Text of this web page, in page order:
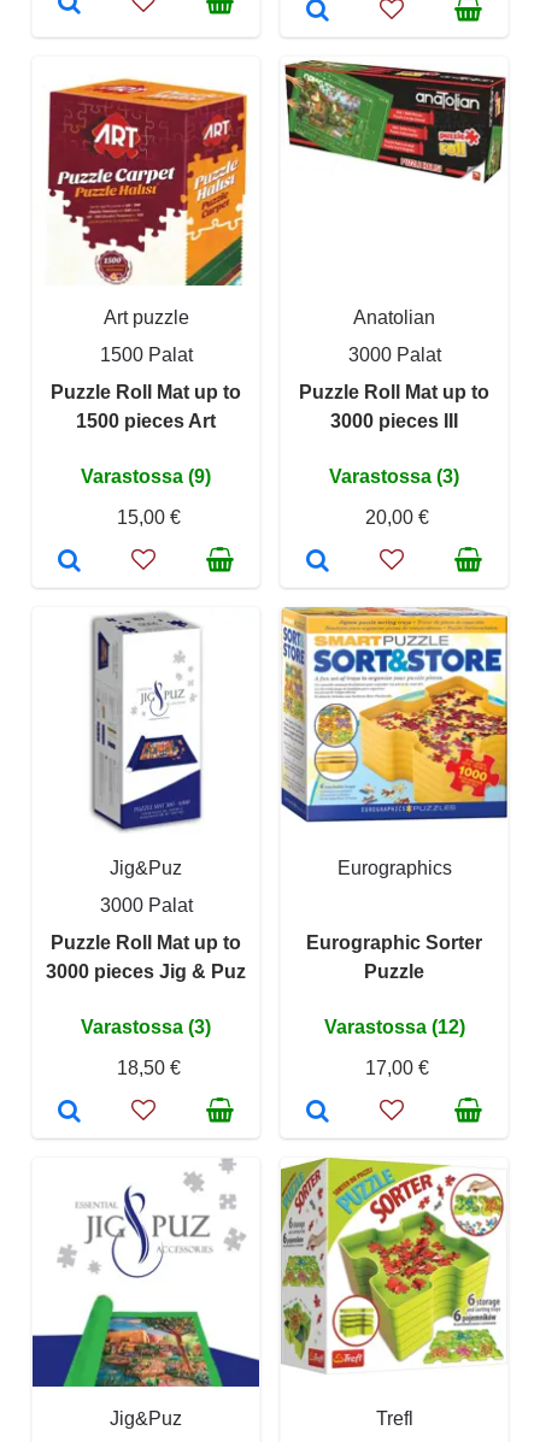
Art puzzle
1500 Palat
Puzzle Roll Mat up to
1500 pieces Art
Varastossa (9)
15,00 €
Anatolian
3000 Palat
Puzzle Roll Mat up to
3000 pieces III
Varastossa (3)
20,00 €
Jig&Puz
3000 Palat
Puzzle Roll Mat up to
3000 pieces Jig & Puz
Varastossa (3)
18,50 €
Eurographics
Eurographic Sorter
Puzzle
Varastossa (12)
17,00 €
Jig&Puz
Trefl